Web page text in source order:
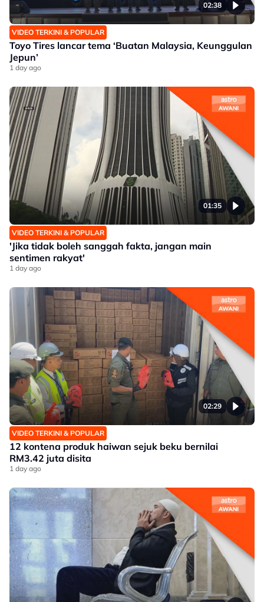
02:38
VIDEO TERKINI & POPULAR
Toyo Tires lancar tema ‘Buatan Malaysia, Keunggulan
Jepun’
1 day ago
01:35
VIDEO TERKINI & POPULAR
'Jika tidak boleh sanggah fakta, jangan main
sentimen rakyat'
1 day ago
02:29
VIDEO TERKINI & POPULAR
12 kontena produk haiwan sejuk beku bernilai
RM3.42 juta disita
1 day ago